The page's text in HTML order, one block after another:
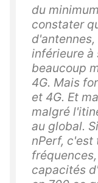
du
constater
inférieure à
beaucoup
4G. Mais
et 4G. Et
malgré
au global.
nPerf, c'est
capacités